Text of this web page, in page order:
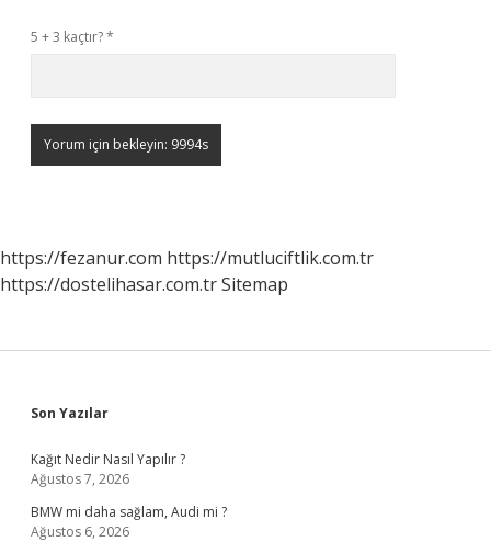
5 + 3 kaçtır?*
https://fezanur.com https://mutluciftlik.com.tr
https://dostelihasar.com.trSitemap
Sidebar
Son Yazılar
Kağıt Nedir Nasıl Yapılır ?
Ağustos 7, 2026
BMW mi daha sağlam, Audi mi ?
Ağustos 6, 2026